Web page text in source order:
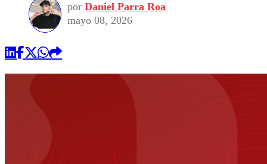
por Daniel Parra Roa
mayo 08, 2026